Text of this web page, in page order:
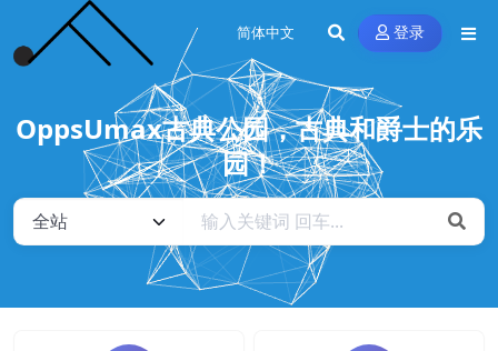
登录
OppsUmax古典公园，古典和爵士的乐
园！